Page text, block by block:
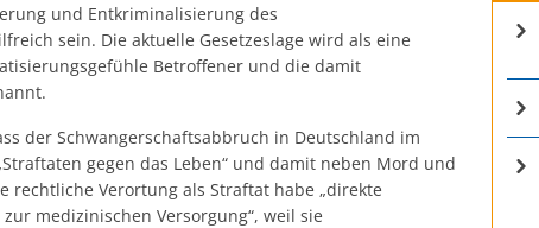
und Entkriminalisierung des
sein. Die aktuelle Gesetzeslage wird als eine
Betroffener und die damit
der Schwangerschaftsabbruch in Deutschland im
gegen das Leben“ und damit neben Mord und
rechtliche Verortung als Straftat habe „direkte
medizinischen Versorgung“, weil sie